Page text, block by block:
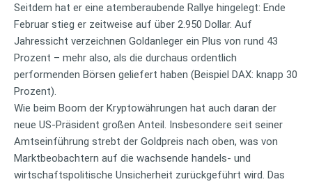
Seitdem hat er eine atemberaubende Rallye hingelegt: Ende
Februar stieg er zeitweise auf über 2.950 Dollar. Auf
Jahressicht verzeichnen Goldanleger ein Plus von rund 43
Prozent – mehr also, als die durchaus ordentlich
performenden Börsen geliefert haben (Beispiel DAX: knapp 30
Prozent).
Wie beim Boom der Kryptowährungen hat auch daran der
neue US-Präsident großen Anteil. Insbesondere seit seiner
Amtseinführung strebt der Goldpreis nach oben, was von
Marktbeobachtern auf die wachsende handels- und
wirtschaftspolitische Unsicherheit zurückgeführt wird. Das